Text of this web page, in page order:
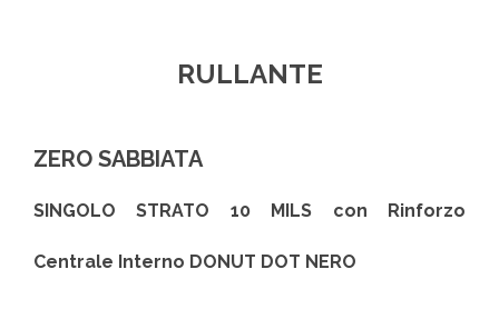
RULLANTE
ZERO SABBIATA
SINGOLO STRATO 10 MILS con Rinforzo
Centrale Interno DONUT DOT NERO